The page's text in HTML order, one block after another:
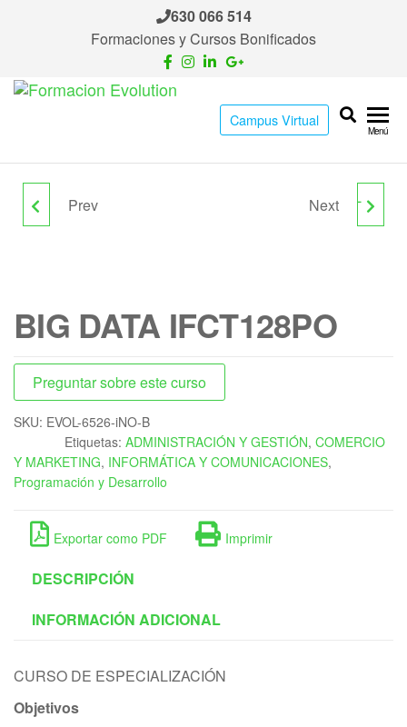
630 066 514
Formaciones y Cursos Bonificados
Formacion
Evolution
Cursos
formación
continua
Campus Virtual
Menú
IFCT114PO LINUX
Prev AUTOCAD MAP 3D
Next
BIG DATA IFCT128PO
Preguntar sobre este curso
SKU: EVOL-6526-iNO-B
Etiquetas: ADMINISTRACIÓN Y GESTIÓN, COMERCIO
Y MARKETING, INFORMÁTICA Y COMUNICACIONES,
Programación y Desarrollo
Exportar como PDF Imprimir
DESCRIPCIÓN
INFORMACIÓN ADICIONAL
CURSO DE ESPECIALIZACIÓN
Objetivos